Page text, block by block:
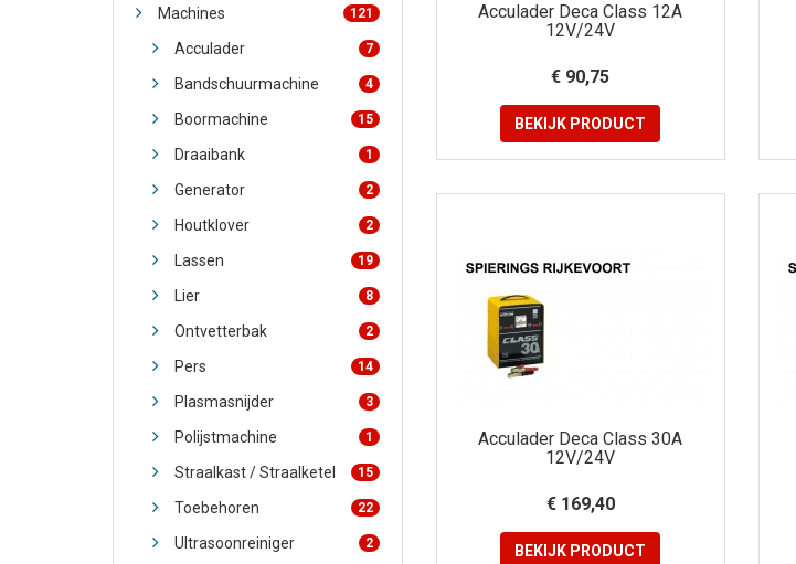
Machines 121
Acculader 7
Bandschuurmachine 4
Boormachine 15
Draaibank 1
Generator 2
Houtklover 2
Lassen 19
Lier 8
Ontvetterbak 2
Pers 14
Plasmasnijder 3
Polijstmachine 1
Straalkast / Straalketel 15
Toebehoren 22
Ultrasoonreiniger 2
Acculader Deca Class 12A
12V/24V
€ 90,75
BEKIJK PRODUCT
Acculader Deca Class 30A
12V/24V
€ 169,40
BEKIJK PRODUCT